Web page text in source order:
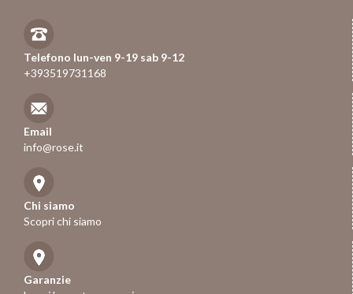
Telefono lun-ven 9-19 sab 9-12
+393519731168
Email
info@rose.it
Chi siamo
Scopri chi siamo
Garanzie